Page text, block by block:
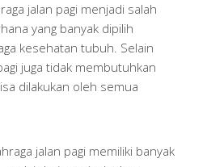
jalan pagi menjadi salah
yang banyak dipilih
kesehatan tubuh. Selain
juga tidak membutuhkan
dilakukan oleh semua
jalan pagi memiliki banyak